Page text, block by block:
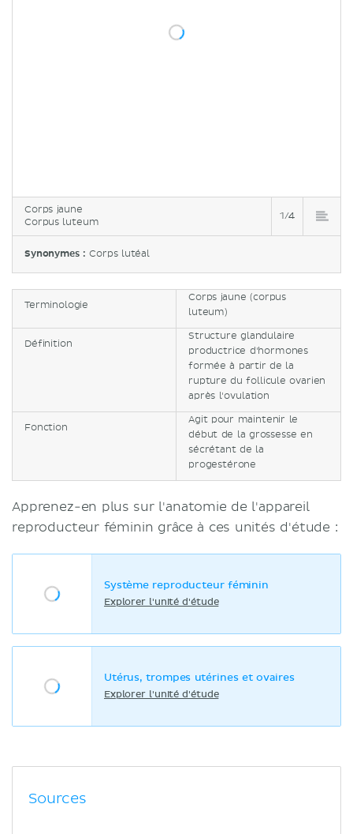
Corps jaune
Corpus luteum
1/4
Synonymes :Corps lutéal
Terminologie
Corps jaune (corpus
luteum)
Définition
Structure glandulaire
productrice d'hormones
formée à partir de la
rupture du follicule ovarien
après l'ovulation
Fonction
Agit pour maintenir le
début de la grossesse en
sécrétant de la
progestérone
Apprenez-en plus sur l'anatomie de l'appareil
reproducteur féminin grâce à ces unités d'étude :
Système reproducteur féminin
Explorer l'unité d'étude
Utérus, trompes utérines et ovaires
Explorer l'unité d'étude
Sources